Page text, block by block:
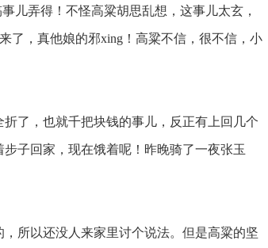
儿弄得！不怪高粱胡思乱想，这事儿太玄，
了，真他娘的邪xing！高粱不信，很不信，小
了，也就千把块钱的事儿，反正有上回几个
子回家，现在饿着呢！昨晚骑了一夜张玉
所以还没人来家里讨个说法。但是高粱的坚